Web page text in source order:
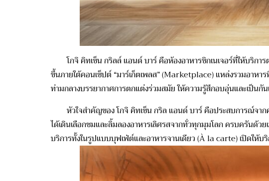
โกจิ คิทเซ็น กริลล์ แอนด์ บาร์ คือห้องอาหารซิกเนเจอร์ที่ให้บริกา
ขึ้นภายใต้คอนเซ็ปต์ “มาร์เก็ตเพลส” (Marketplace) แหล่งรวมอาห
ท่ามกลางบรรยากาศการตกแต่งร่วมสมัย ให้ความรู้สึกอบอุ่นและเป็นกัน
หัวใจสำคัญของ โกจิ คิทเซ็น กริล แอนด์ บาร์ คือประสบการณ์จาก
ได้เดินเลือกชมและลิ้มลองอาหารเลิศรสจากทั่วทุกมุมโลก ครบครันด้
บริการทั้งในรูปแบบบุฟเฟ่ต์และอาหารจานเดียว (À la carte) เปิดให้